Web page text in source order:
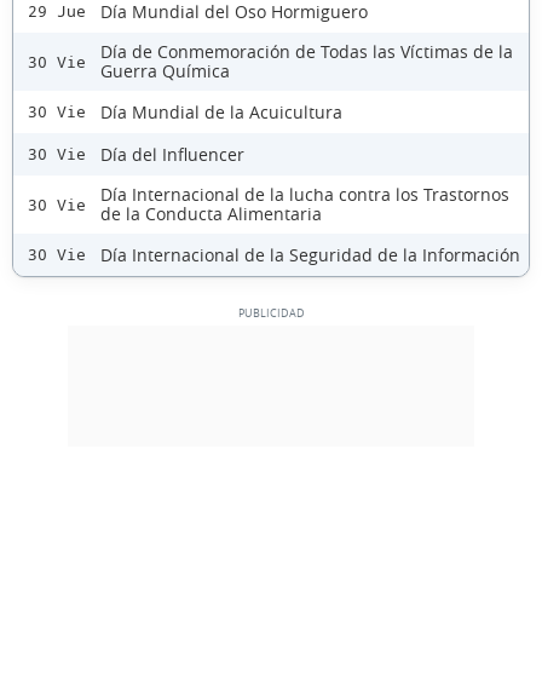
29 Jue Día Mundial del Oso Hormiguero
30 Vie
Día de Conmemoración de Todas las Víctimas de la
Guerra Química
30 Vie Día Mundial de la Acuicultura
30 Vie Día del Influencer
30 Vie
Día Internacional de la lucha contra los Trastornos
de la Conducta Alimentaria
30 Vie Día Internacional de la Seguridad de la Información